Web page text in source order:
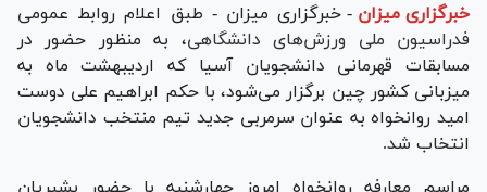
خبرگزاری میزان - خبرگزاری میزان - طبق اعلام روابط عمومی
فدراسیون ملی ورزش‌های دانشگاهی، به منظور حضور در
مسابقات قهرمانی دانشجویان آسیا که اردیبهشت ماه به
میزبانی کشور چین برگزار می‌شود، با حکم ابراهیم علی دوست
امید روانخواه به عنوان سرمربی جدید تیم منتخب دانشجویان
انتخاب شد.
مراسم معارفه روانخواه امروز چهارشنبه با حضور بشیریان